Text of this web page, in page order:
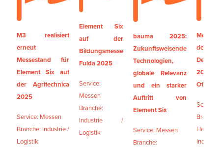
M3 realisiert
erneut
Messestand für
Element Six auf
der Agritechnica
2025
Service: Messen
Branche: Industrie /
Logistik
Element Six
auf der
Bildungsmesse
Fulda 2025
Service:
Messen
Branche:
Industrie /
Logistik
bauma 2025:
Zukunftsweisende
Technologien,
globale Relevanz
und ein starker
Auftritt von
Element Six
Service: Messen
Branche:
der
2024